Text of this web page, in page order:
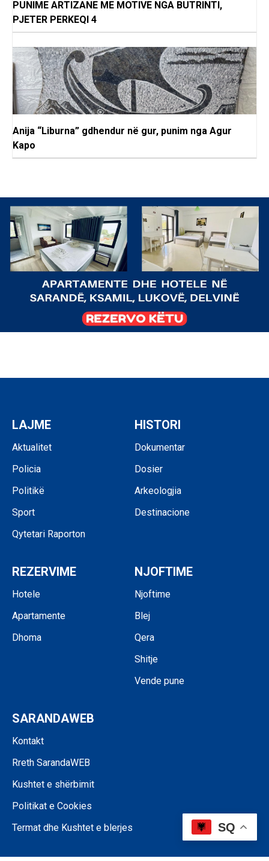
PUNIME ARTIZANE ME MOTIVE NGA BUTRINTI,
PJETER PERKEQI 4
Anija “Liburna” gdhendur në gur, punim nga Agur
Kapo
LAJME
Aktualitet
Policia
Politikë
Sport
Qytetari Raporton
HISTORI
Dokumentar
Dosier
Arkeologjia
Destinacione
REZERVIME
Hotele
Apartamente
Dhoma
NJOFTIME
Njoftime
Blej
Qera
Shitje
Vende pune
SARANDAWEB
Kontakt
Rreth SarandaWEB
Kushtet e shërbimit
Politikat e Cookies
Termat dhe Kushtet e blerjes
SQ